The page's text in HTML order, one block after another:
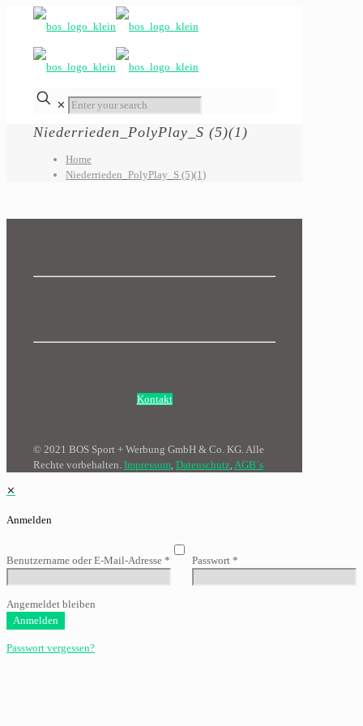
✕
Niederrieden_PolyPlay_S (5)(1)
Home
Niederrieden_PolyPlay_S (5)(1)
Kontakt
© 2021 BOS Sport + Werbung GmbH & Co. KG. Alle
Rechte vorbehalten. Impressum, Datenschutz,AGB´s
✕
Anmelden
Benutzername oder E-Mail-Adresse * Passwort *
Angemeldet bleiben
Anmelden
Passwort vergessen?